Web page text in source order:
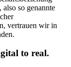
so genannte
vertrauen wir in
to real.